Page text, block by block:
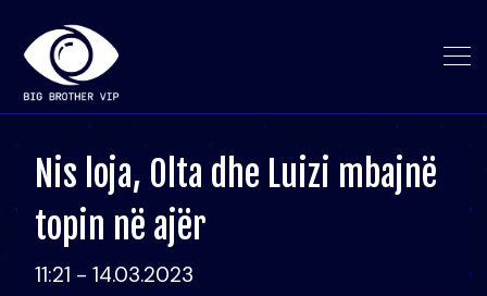
Nis loja, Olta dhe Luizi mbajnë
topin në ajër
11:21 - 14.03.2023